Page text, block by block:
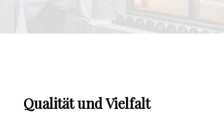
Qualität und Vielfalt